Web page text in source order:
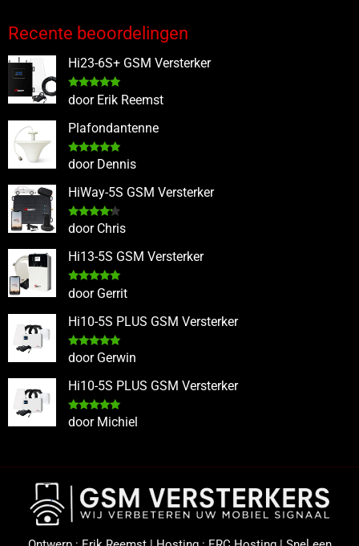
Recente beoordelingen
Hi23-6S+ GSM Versterker
Gewaardeerd
door Erik Reemst
Plafondantenne
Gewaardeerd
door Dennis
HiWay-5S GSM Versterker
Gewaardeerd
door Chris
Hi13-5S GSM Versterker
Gewaardeerd
door Gerrit
Hi10-5S PLUS GSM Versterker
Gewaardeerd
door Gerwin
Hi10-5S PLUS GSM Versterker
Gewaardeerd
door Michiel